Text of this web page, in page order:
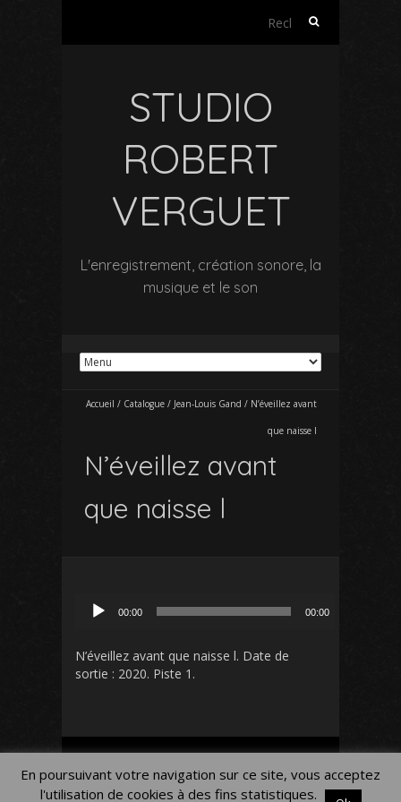
Rechercher :
STUDIO
ROBERT
VERGUET
L'enregistrement, création sonore, la
musique et le son
Accueil / Catalogue / Jean-Louis Gand / N’éveillez avant
que naisse l
N’éveillez avant
que naisse l
00:00 00:00
N’éveillez avant que naisse l. Date de
sortie : 2020. Piste 1.
Mentions légales
En poursuivant votre navigation sur ce site, vous acceptez
l'utilisation de cookies à des fins statistiques.